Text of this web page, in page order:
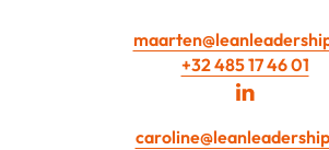
+32 485 17 46 01